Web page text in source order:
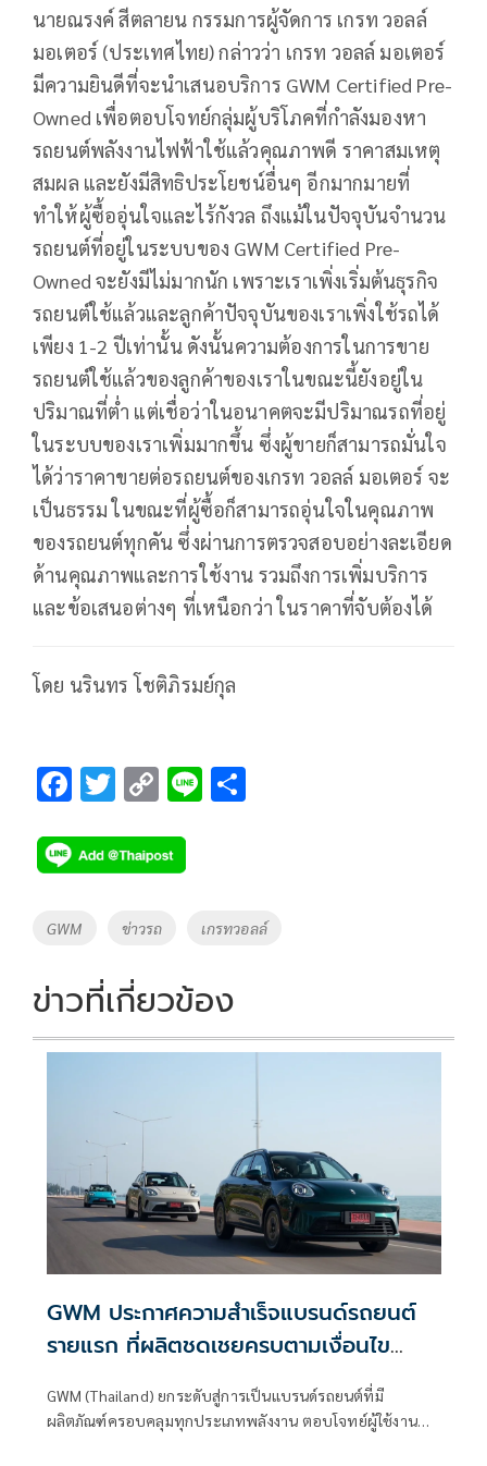
นายณรงค์ สีตลายน กรรมการผู้จัดการ เกรท วอลล์
มอเตอร์ (ประเทศไทย) กล่าวว่า เกรท วอลล์ มอเตอร์
มีความยินดีที่จะนำเสนอบริการ GWM Certified Pre-
Owned เพื่อตอบโจทย์กลุ่มผู้บริโภคที่กำลังมองหา
รถยนต์พลังงานไฟฟ้าใช้แล้วคุณภาพดี ราคาสมเหตุ
สมผล และยังมีสิทธิประโยชน์อื่นๆ อีกมากมายที่
ทำให้ผู้ซื้ออุ่นใจและไร้กังวล ถึงแม้ในปัจจุบันจำนวน
รถยนต์ที่อยู่ในระบบของ GWM Certified Pre-
Owned จะยังมีไม่มากนัก เพราะเราเพิ่งเริ่มต้นธุรกิจ
รถยนต์ใช้แล้วและลูกค้าปัจจุบันของเราเพิ่งใช้รถได้
เพียง 1-2 ปีเท่านั้น ดังนั้นความต้องการในการขาย
รถยนต์ใช้แล้วของลูกค้าของเราในขณะนี้ยังอยู่ใน
ปริมาณที่ต่ำ แต่เชื่อว่าในอนาคตจะมีปริมาณรถที่อยู่
ในระบบของเราเพิ่มมากขึ้น ซึ่งผู้ขายก็สามารถมั่นใจ
ได้ว่าราคาขายต่อรถยนต์ของเกรท วอลล์ มอเตอร์ จะ
เป็นธรรม ในขณะที่ผู้ซื้อก็สามารถอุ่นใจในคุณภาพ
ของรถยนต์ทุกคัน ซึ่งผ่านการตรวจสอบอย่างละเอียด
ด้านคุณภาพและการใช้งาน รวมถึงการเพิ่มบริการ
และข้อเสนอต่างๆ ที่เหนือกว่า ในราคาที่จับต้องได้
โดย นรินทร โชติภิรมย์กุล
F
e
b
o
k
T
tt
er
C
p
y
Li
k
Li
Tags
GWM ข่าวรถ เกรทวอลล์
ข่าวที่เกี่ยวข้อง
GWM ประกาศความสำเร็จแบรนด์รถยนต์
รายแรก ที่ผลิตชดเชยครบตามเงื่อนไข
GWM (Thailand) ยกระดับสู่การเป็นแบรนด์รถยนต์ที่มี
ผลิตภัณฑ์ครอบคลุมทุกประเภทพลังงาน ตอบโจทย์ผู้ใช้งานทุก